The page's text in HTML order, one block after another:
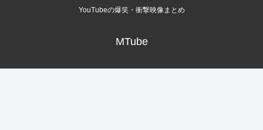
YouTubeの爆笑・衝撃映像まとめ
MTube